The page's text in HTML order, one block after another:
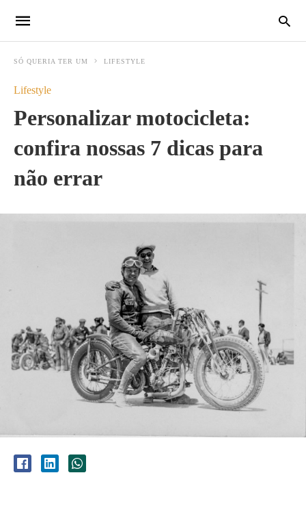
SÓ QUERIA TER UM LIFESTYLE
Lifestyle
Personalizar motocicleta:
confira nossas 7 dicas para
não errar